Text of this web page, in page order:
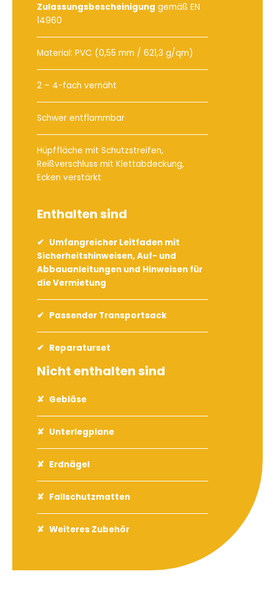
Zulassungsbescheinigung gemäß EN
14960
Material: PVC (0,55 mm / 621,3 g/qm)
2 – 4-fach vernäht
Schwer entflammbar
Hüpffläche mit Schutzstreifen,
Reißverschluss mit Klettabdeckung,
Ecken verstärkt
Enthalten sind
Umfangreicher Leitfaden mit
Sicherheitshinweisen, Auf- und
Abbauanleitungen und Hinweisen für
die Vermietung
Passender Transportsack
Reparaturset
Nicht enthalten sind
Gebläse
Unterlegplane
Erdnägel
Fallschutzmatten
Weiteres Zubehör